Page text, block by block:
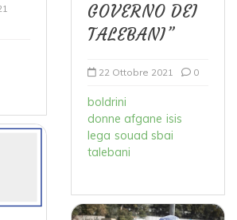
GOVERNO DEI
TALEBANI”
22 Ottobre 2021 0
boldrini
donne afgane isis
lega souad sbai
talebani